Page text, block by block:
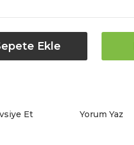
Ekle
Et Yorum Yaz